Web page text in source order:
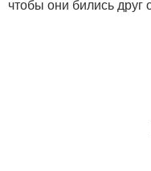
чтобы они бились друг